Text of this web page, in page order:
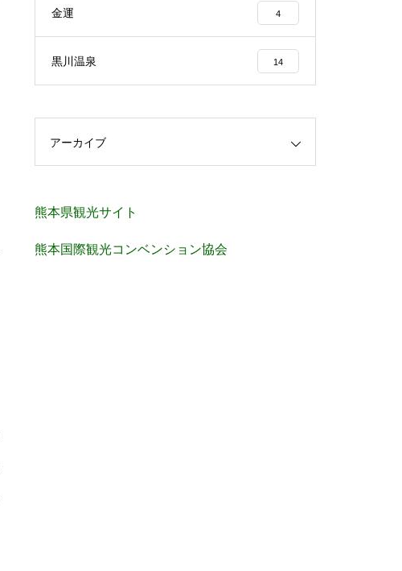
金運 4
黒川温泉 14
アーカイブ
熊本県観光サイト
熊本国際観光コンベンション協会